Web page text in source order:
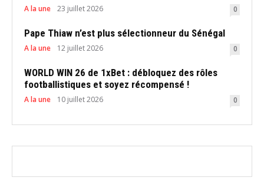
A la une 23 juillet 2026 0
Pape Thiaw n’est plus sélectionneur du Sénégal
A la une 12 juillet 2026 0
WORLD WIN 26 de 1xBet : débloquez des rôles
footballistiques et soyez récompensé !
A la une 10 juillet 2026 0